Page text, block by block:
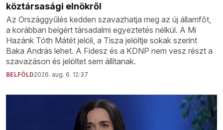
köztársasági elnökről
Az Országgyűlés kedden szavazhatja meg az új államfőt,
a korábban beígért társadalmi egyeztetés nélkül. A Mi
Hazánk Tóth Mátét jelöli, a Tisza jelöltje sokak szerint
Baka András lehet. A Fidesz és a KDNP nem vesz részt a
szavazáson és jelöltet sem állítanak.
BELFÖLD2026. aug. 6. 12:37